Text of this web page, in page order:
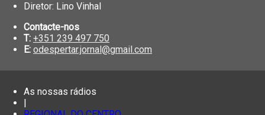
Diretor: Lino Vinhal
Contacte-nos
T: +351 239 497 750
E: odespertar.jornal@gmail.com
As nossas rádios
|